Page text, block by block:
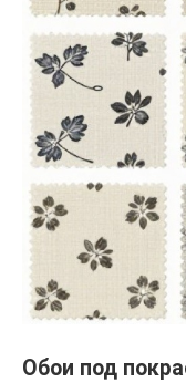
Обои под